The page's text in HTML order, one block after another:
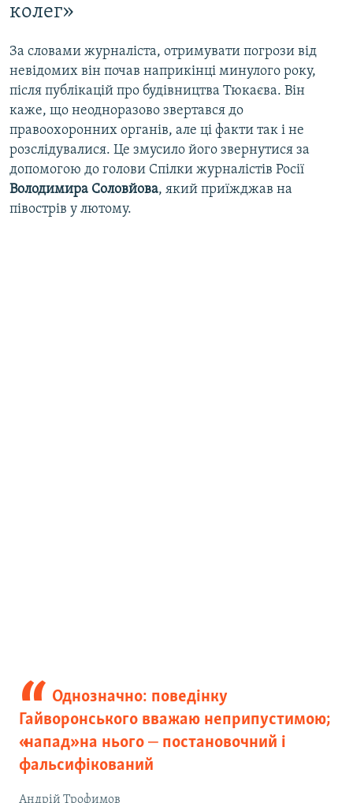
колег»
За словами журналіста, отримувати погрози від
невідомих він почав наприкінці минулого року,
після публікацій про будівництва Тюкаєва. Він
каже, що неодноразово звертався до
правоохоронних органів, але ці факти так і не
розслідувалися. Це змусило його звернутися за
допомогою до голови Спілки журналістів Росії
Володимира Соловйова, який приїжджав на
півострів у лютому.
Однозначно: поведінку
Гайворонського вважаю неприпустимою;
«напад» на нього ‒ постановочний і
фальсифікований
Андрій Трофимов